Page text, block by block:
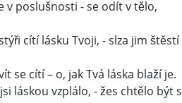
v poslušnosti - se odít v tělo,
cítí lásku Tvoji, - slza jim štěstí
se cítí – o, jak Tvá láska blaží je.
láskou vzplálo, - žes chtělo být s